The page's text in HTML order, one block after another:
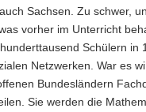
Sachsen. Zu schwer,
vorher im Unterricht
Schülern in
Netzwerken. War es
Bundesländern
Sie werden die